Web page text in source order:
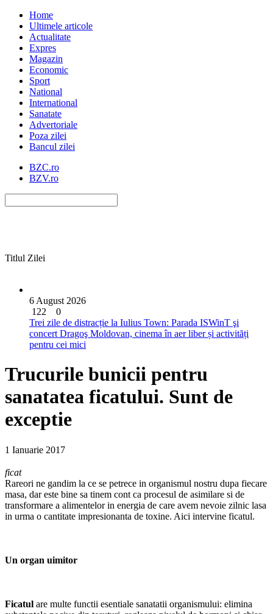
Home
Ultimele articole
Actualitate
Expres
Magazin
Economic
Sport
National
International
Sanatate
Advertoriale
Poza zilei
Bancul zilei
BZC.ro
BZV.ro
Titlul Zilei
6 August 2026
122
0
Trei zile de distracție la Iulius Town: Parada ISWinT şi
concert Dragoş Moldovan, cinema în aer liber și activități
pentru cei mici
Trucurile bunicii pentru
sanatatea ficatului. Sunt de
exceptie
1 Ianuarie 2017
ficat
Rareori ne gandim la ce se petrece in organismul nostru dupa fiecare
masa, dar este bine sa tinem cont ca procesul de asimilare si de
transformare a alimentelor in energia de care avem nevoie zilnic lasa
in urma o cantitate impresionanta de toxine. Aici intervine ficatul.
Un organ uimitor
Ficatul are multe functii esentiale sanatatii organismului: elimina